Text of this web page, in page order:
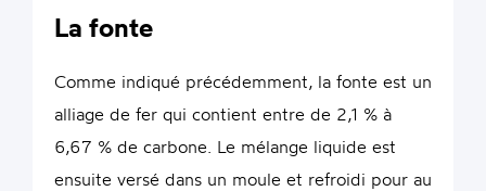
La fonte
Comme indiqué précédemment, la fonte est un
alliage de fer qui contient entre de 2,1 % à
6,67 % de carbone. Le mélange liquide est
ensuite versé dans un moule et refroidi pour au